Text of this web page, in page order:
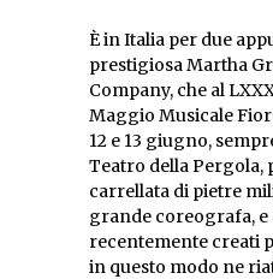
È in Italia per due
prestigiosa Martha
Company, che al
Maggio Musicale
12 e 13 giugno,
Teatro della Pergola,
carrellata di pietre
grande coreografa, e
recentemente creati
in questo modo ne